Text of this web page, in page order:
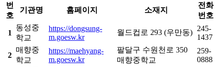
번
호
기관명 홈페이지 소재지
전화
번호
1
동성중
학교
https://dongsung-
m.goesw.kr
월드컵로 293 (우만동) 245-
1437
2
매향중
학교
https://maehyang-
m.goesw.kr
팔달구 수원천로 350
매향중학교
259-
0888